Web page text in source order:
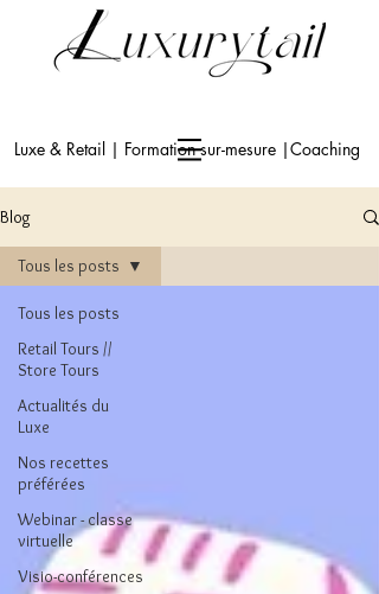
Luxe & Retail | Formation sur-mesure |Coaching
Blog
Tous les posts
Retail Tours //
Store Tours
Actualités du
Luxe
Nos recettes
préférées
Webinar - classe
virtuelle
Visio-conférences
Tous les posts